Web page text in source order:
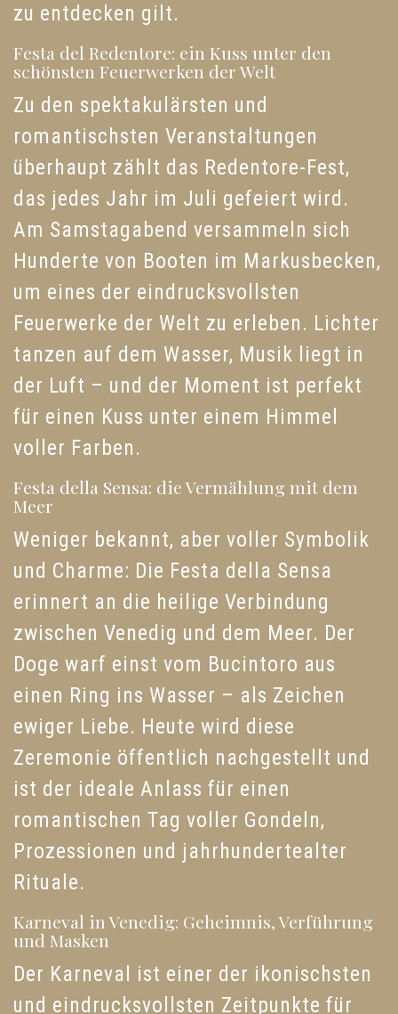
zu entdecken gilt.
Festa del Redentore: ein Kuss unter den
schönsten Feuerwerken der Welt
Zu den spektakulärsten und
romantischsten Veranstaltungen
überhaupt zählt das Redentore-Fest,
das jedes Jahr im Juli gefeiert wird.
Am Samstagabend versammeln sich
Hunderte von Booten im Markusbecken,
um eines der eindrucksvollsten
Feuerwerke der Welt zu erleben. Lichter
tanzen auf dem Wasser, Musik liegt in
der Luft – und der Moment ist perfekt
für einen Kuss unter einem Himmel
voller Farben.
Festa della Sensa: die Vermählung mit dem
Meer
Weniger bekannt, aber voller Symbolik
und Charme: Die Festa della Sensa
erinnert an die heilige Verbindung
zwischen Venedig und dem Meer. Der
Doge warf einst vom Bucintoro aus
einen Ring ins Wasser – als Zeichen
ewiger Liebe. Heute wird diese
Zeremonie öffentlich nachgestellt und
ist der ideale Anlass für einen
romantischen Tag voller Gondeln,
Prozessionen und jahrhundertealter
Rituale.
Karneval in Venedig: Geheimnis, Verführung
und Masken
Der Karneval ist einer der ikonischsten
und eindrucksvollsten Zeitpunkte für